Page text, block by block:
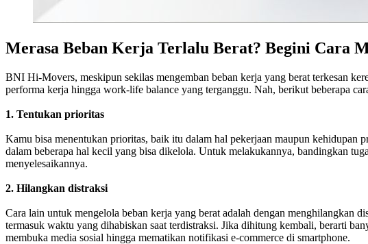
Merasa Beban Kerja Terlalu Berat? Begini Cara
BNI Hi-Movers, meskipun sekilas mengemban beban kerja yang berat terkesan
performa kerja hingga work-life balance yang terganggu. Nah, berikut beberapa
1. Tentukan prioritas
Kamu bisa menentukan prioritas, baik itu dalam hal pekerjaan maupun kehidupan
dalam beberapa hal kecil yang bisa dikelola. Untuk melakukannya, bandingkan
menyelesaikannya.
2. Hilangkan distraksi
Cara lain untuk mengelola beban kerja yang berat adalah dengan menghilangkan
termasuk waktu yang dihabiskan saat terdistraksi. Jika dihitung kembali, berarti
membuka media sosial hingga mematikan notifikasi e-commerce di smartphone.